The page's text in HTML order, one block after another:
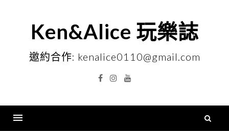
Ken&Alice 玩樂誌
邀約合作: kenalice0110@gmail.com
FacebookInstagramYouTube